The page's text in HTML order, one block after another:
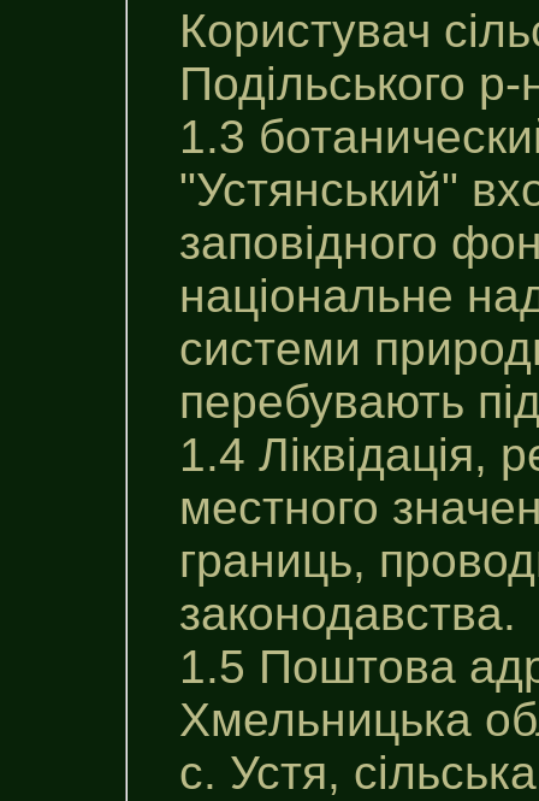
Користувач
Подільського р-
1.3
"Устянський"
заповiдного
національне
системи
перебувають
1.4 Ліквідація,
местного
границь,
законодавства.
1.5 Поштова
Хмельницька
с. Устя,